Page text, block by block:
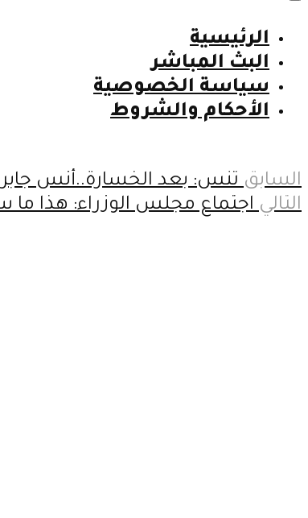
الرئيسية
البث المباشر
سياسة الخصوصية
الأحكام والشروط
السابق تنس: بعد الخسارة..أنس جابر
التالي اجتماع مجلس الوزراء: هذا ما